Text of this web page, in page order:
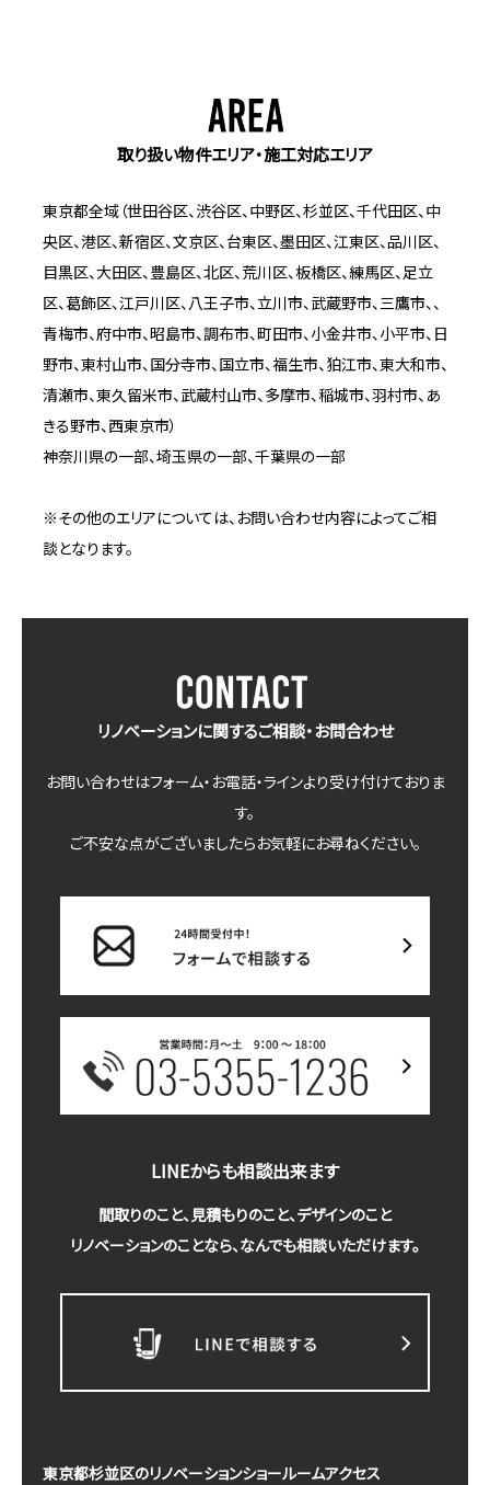
取り扱い物件エリア・施工対応エリア
東京都全域（世田谷区、渋谷区、中野区、杉並区、千代田区、中
央区、港区、新宿区、文京区、台東区、墨田区、江東区、品川区、
目黒区、大田区、豊島区、北区、荒川区、板橋区、練馬区、足立
区、葛飾区、江戸川区、八王子市、立川市、武蔵野市、三鷹市、、
青梅市、府中市、昭島市、調布市、町田市、小金井市、小平市、日
野市、東村山市、国分寺市、国立市、福生市、狛江市、東大和市、
清瀬市、東久留米市、武蔵村山市、多摩市、稲城市、羽村市、あ
きる野市、西東京市）
神奈川県の一部、埼玉県の一部、千葉県の一部
※その他のエリアについては、お問い合わせ内容によってご相
談となります。
リノベーションに関するご相談・お問合わせ
お問い合わせはフォーム・お電話・ラインより受け付けておりま
す。
ご不安な点がございましたらお気軽にお尋ねください。
LINEからも相談出来ます
間取りのこと、見積もりのこと、デザインのこと
リノベーションのことなら、なんでも相談いただけます。
東京都杉並区のリノベーションショールームアクセス